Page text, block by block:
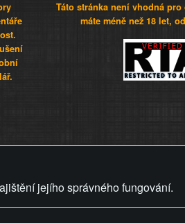
Táto stránka není vhodná pro
máte méně než 18 let,
jejího správného fungování.